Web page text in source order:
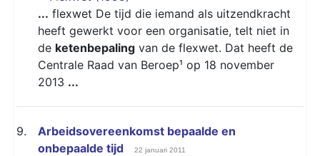
... flexwet De tijd die iemand als uitzendkracht
heeft gewerkt voor een organisatie, telt niet in
de ketenbepaling van de flexwet. Dat heeft de
Centrale Raad van Beroep¹ op 18 november
2013 ...
9.
Arbeidsovereenkomst bepaalde en
onbepaalde tijd
22 januari 2011